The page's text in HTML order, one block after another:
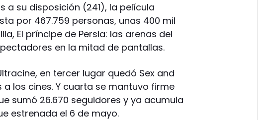
a su disposición (241), la película
por 467.759 personas, unas 400 mil
El príncipe de Persia: las arenas del
en la mitad de pantallas.
en tercer lugar quedó Sex and
a los cines. Y cuarta se mantuvo firme
sumó 26.670 seguidores y ya acumula
estrenada el 6 de mayo.